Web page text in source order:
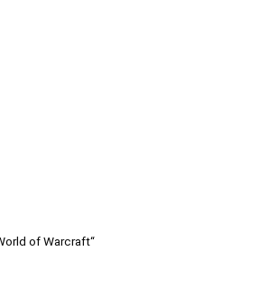
of Warcraft“